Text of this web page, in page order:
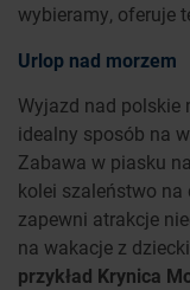
wybieramy, oferuje
Urlop nad morzem
Wyjazd nad polskie
idealny sposób na
Zabawa w piasku
kolei szaleństwo
zapewni atrakcje
na wakacje z
przykład Krynica